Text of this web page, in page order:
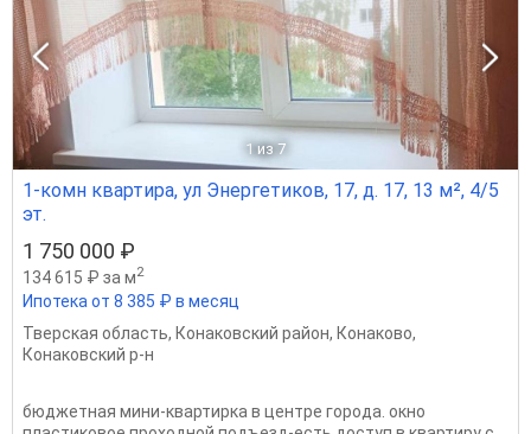
1 из 7
1-комн квартира, ул Энергетиков, 17, д. 17, 13 м², 4/5
эт.
1 750 000 ₽
134 615 ₽ за м2
Ипотека от 8 385 ₽ в месяц
Тверская область, Конаковский район, Конаково,
Конаковский р-н
бюджетная мини-квартирка в центре города. окно